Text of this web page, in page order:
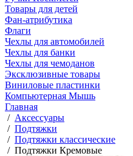
Товары для детей
Фан-атрибутика
Флаги
Чехлы для автомобилей
Чехлы для банки
Чехлы для чемоданов
Эксклюзивные товары
Виниловые пластинки
Компьютерная Мышь
Главная
/ Аксессуары
/ Подтяжки
/ Подтяжки классические
/ Подтяжки Кремовые